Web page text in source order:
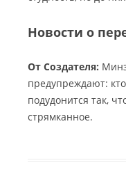
Новости о
От Создателя:
предупреждают: кто
подудонится так,
стрямканное.